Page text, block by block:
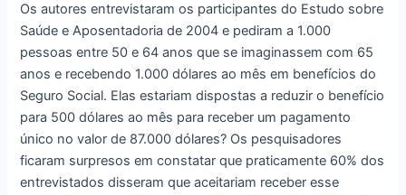
Os autores entrevistaram os participantes do Estudo sobre
Saúde e Aposentadoria de 2004 e pediram a 1.000
pessoas entre 50 e 64 anos que se imaginassem com 65
anos e recebendo 1.000 dólares ao mês em benefícios do
Seguro Social. Elas estariam dispostas a reduzir o benefício
para 500 dólares ao mês para receber um pagamento
único no valor de 87.000 dólares? Os pesquisadores
ficaram surpresos em constatar que praticamente 60% dos
entrevistados disseram que aceitariam receber esse